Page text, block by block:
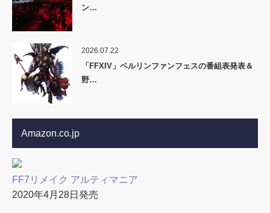
ン…
2026.07.22
「FFXIV」ベルリンファンフェスの番組表発表＆
野…
Amazon.co.jp
FF7リメイク アルティマニア
2020年4月28日発売